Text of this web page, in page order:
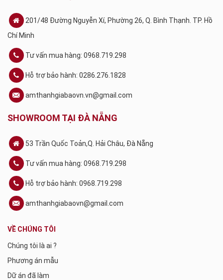
201/48 Đường Nguyễn Xí, Phường 26, Q. Bình Thạnh. TP. Hồ
Chí Minh
Tư vấn mua hàng: 0968.719.298
Hỗ trợ bảo hành: 0286.276.1828
amthanhgiabaovn.vn@gmail.com
SHOWROOM TẠI ĐÀ NẴNG
53 Trần Quốc Toản,Q. Hải Châu, Đà Nẵng
Tư vấn mua hàng: 0968.719.298
Hỗ trợ bảo hành: 0968.719.298
amthanhgiabaovn@gmail.com
VỀ CHÚNG TÔI
Chúng tôi là ai ?
Phương án mẫu
Dữ án đã làm